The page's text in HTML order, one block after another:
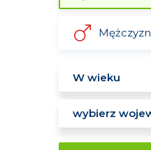
Mężczyzn